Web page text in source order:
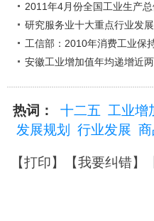
2011年4月份全国工业生产
研究服务业十大重点行业发
工信部：2010年消费工业保
安徽工业增加值年均递增近
热词： 十二五 工业增
发展规划
行业发展
【打印】【我要纠错】